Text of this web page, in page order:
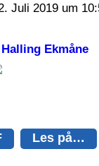
Juli 2019 um
Ekmåne
Les på…